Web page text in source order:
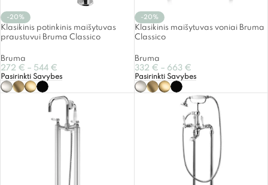
-20%
Klasikinis potinkinis maišytuvas
praustuvui Bruma Classico
Bruma
272 € – 544 €
Pasirinkti Savybes
-20%
Klasikinis maišytuvas voniai Bruma
Classico
Bruma
332 € – 663 €
Pasirinkti Savybes